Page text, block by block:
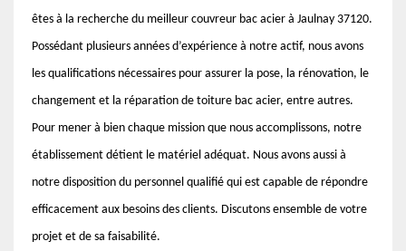
êtes à la recherche du meilleur couvreur bac acier à Jaulnay 37120.
Possédant plusieurs années d’expérience à notre actif, nous avons
les qualifications nécessaires pour assurer la pose, la rénovation, le
changement et la réparation de toiture bac acier, entre autres.
Pour mener à bien chaque mission que nous accomplissons, notre
établissement détient le matériel adéquat. Nous avons aussi à
notre disposition du personnel qualifié qui est capable de répondre
efficacement aux besoins des clients. Discutons ensemble de votre
projet et de sa faisabilité.